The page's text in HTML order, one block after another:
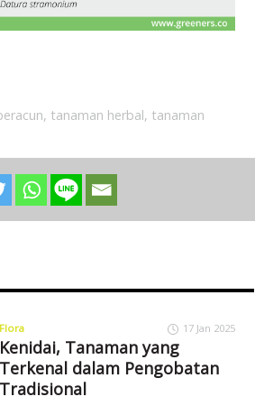
, tanaman herbal, tanaman
Flora 17 Jan 2025
Kenidai, Tanaman yang
Terkenal dalam Pengobatan
Tradisional